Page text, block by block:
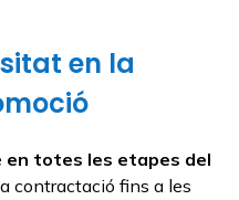
en la
en totes les etapes del
contractació fins a les